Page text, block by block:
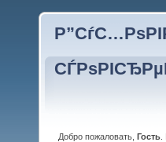
Добро пожаловать, Гость